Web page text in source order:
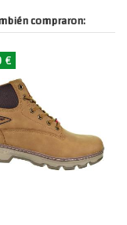
compraron:
€